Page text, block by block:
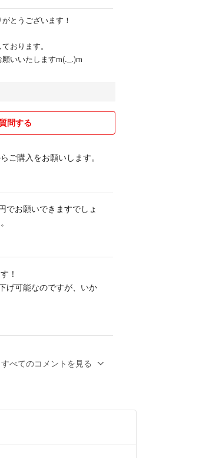
とうございます！
おります。
いいたしますm(._.)m
問する
ご購入をお願いします。
でお願いできますでしょ
！
げ可能なのですが、いか
ないでしょうか。ご検討
すべてのコメントを見る